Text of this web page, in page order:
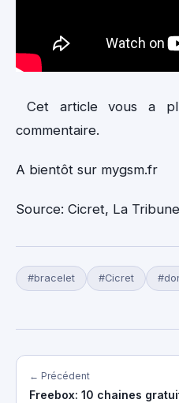
Cet article vous a
commentaire.
A bientôt sur mygsm.fr
Source: Cicret, La
#bracelet #Cicret
← Précédent
Freebox: 10 chaines